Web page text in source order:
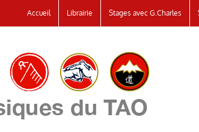
Accueil Librairie Stages avec G.Charles